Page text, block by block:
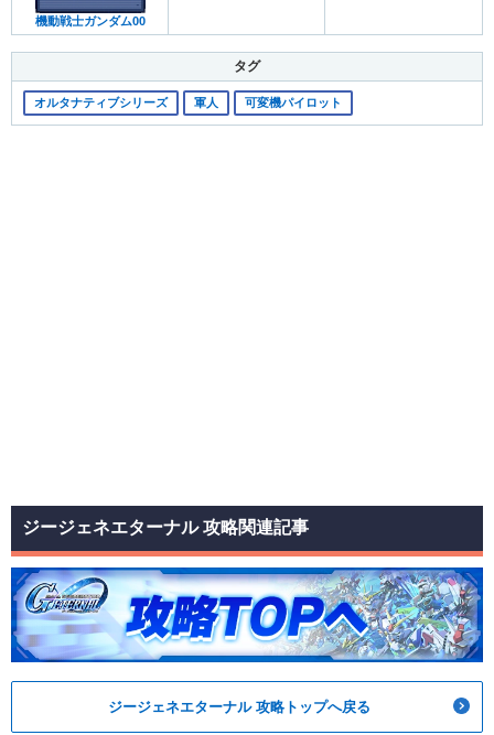
機動戦士ガンダム00
タグ
オルタナティブシリーズ 軍人 可変機パイロット
ジージェネエターナル 攻略関連記事
ジージェネエターナル 攻略トップへ戻る